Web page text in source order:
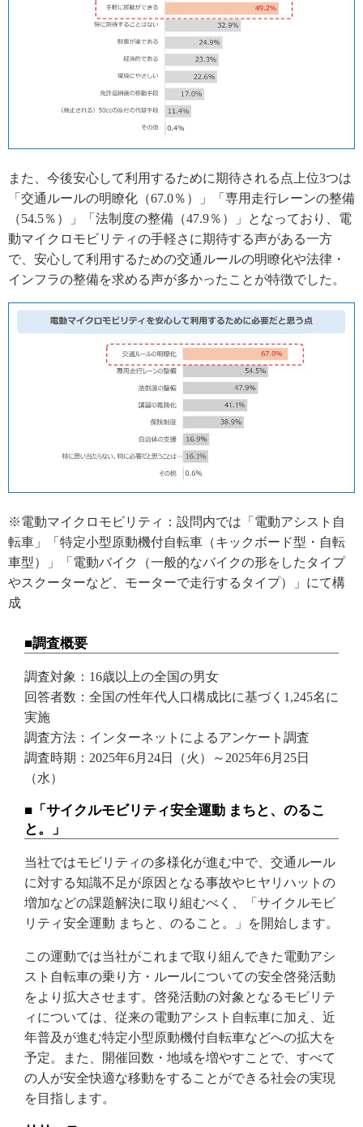
また、今後安心して利用するために期待される点上位3つは
「交通ルールの明瞭化（67.0％）」「専用走行レーンの整備
（54.5％）」「法制度の整備（47.9％）」となっており、電
動マイクロモビリティの手軽さに期待する声がある一方
で、安心して利用するための交通ルールの明瞭化や法律・
インフラの整備を求める声が多かったことが特徴でした。
※電動マイクロモビリティ：設問内では「電動アシスト自
転車」「特定小型原動機付自転車（キックボード型・自転
車型）」「電動バイク（一般的なバイクの形をしたタイプ
やスクーターなど、モーターで走行するタイプ）」にて構
成
■調査概要
調査対象：16歳以上の全国の男女
回答者数：全国の性年代人口構成比に基づく1,245名に
実施
調査方法：インターネットによるアンケート調査
調査時期：2025年6月24日（火）～2025年6月25日
（水）
■「サイクルモビリティ安全運動 まちと、のるこ
と。」
当社ではモビリティの多様化が進む中で、交通ルール
に対する知識不足が原因となる事故やヒヤリハットの
増加などの課題解決に取り組むべく、「サイクルモビ
リティ安全運動 まちと、のること。」を開始します。
この運動では当社がこれまで取り組んできた電動アシ
スト自転車の乗り方・ルールについての安全啓発活動
をより拡大させます。啓発活動の対象となるモビリテ
ィについては、従来の電動アシスト自転車に加え、近
年普及が進む特定小型原動機付自転車などへの拡大を
予定。また、開催回数・地域を増やすことで、すべて
の人が安全快適な移動をすることができる社会の実現
を目指します。